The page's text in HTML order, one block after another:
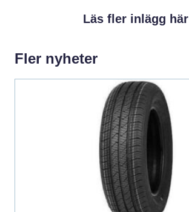
Läs fler inlägg här
Fler nyheter